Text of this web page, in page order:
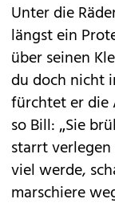
Unter die
längst ein
über seinen
du doch nicht
fürchtet er die
so Bill: „Sie
starrt verlegen
viel werde,
marschiere